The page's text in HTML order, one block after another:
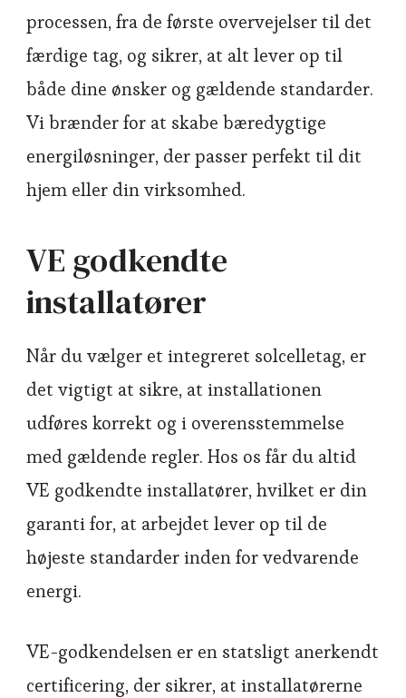
processen, fra de første overvejelser til det
færdige tag, og sikrer, at alt lever op til
både dine ønsker og gældende standarder.
Vi brænder for at skabe bæredygtige
energiløsninger, der passer perfekt til dit
hjem eller din virksomhed.
VE godkendte
installatører
Når du vælger et integreret solcelletag, er
det vigtigt at sikre, at installationen
udføres korrekt og i overensstemmelse
med gældende regler. Hos os får du altid
VE godkendte installatører, hvilket er din
garanti for, at arbejdet lever op til de
højeste standarder inden for vedvarende
energi.
VE-godkendelsen er en statsligt anerkendt
certificering, der sikrer, at installatørerne